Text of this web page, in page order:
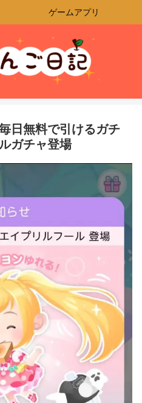
ゲームアプリ
日無料で引けるガチ
ガチャ登場